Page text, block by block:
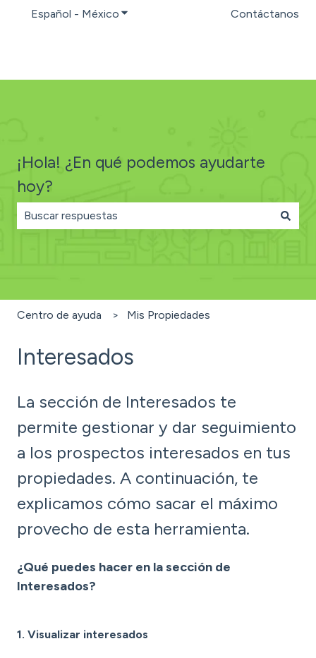
Español - México Traducciones de Mostrar submenú
Contáctanos
¡Hola! ¿En qué podemos ayudarte
hoy?
Centro de ayuda Mis Propiedades
Interesados
La sección de Interesados te
permite gestionar y dar seguimiento
a los prospectos interesados en tus
propiedades. A continuación, te
explicamos cómo sacar el máximo
provecho de esta herramienta.
¿Qué puedes hacer en la sección de
Interesados?
1. Visualizar interesados